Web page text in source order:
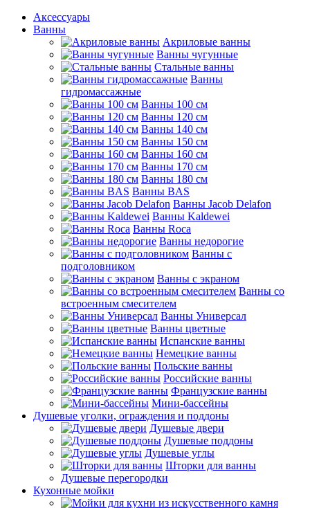
Аксессуары
Ванны
Акриловые ванны
Ванны чугунные
Стальные ванны
Ванны
гидромассажные
Ванны 100 см
Ванны 120 см
Ванны 140 см
Ванны 150 см
Ванны 160 см
Ванны 170 см
Ванны 180 см
Ванны BAS
Ванны Jacob Delafon
Ванны Kaldewei
Ванны Roca
Ванны недорогие
Ванны с
подголовником
Ванны с экраном
Ванны со
встроенным смесителем
Ванны Универсал
Ванны цветные
Испанские ванны
Немецкие ванны
Польские ванны
Российские ванны
Французские ванны
Мини-бассейны
Душевые уголки, ограждения и поддоны
Душевые двери
Душевые поддоны
Душевые углы
Шторки для ванны
Душевые перегородки
Кухонные мойки